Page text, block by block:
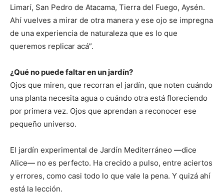
Limarí, San Pedro de Atacama, Tierra del Fuego, Aysén.
Ahí vuelves a mirar de otra manera y ese ojo se impregna
de una experiencia de naturaleza que es lo que
queremos replicar acá”.
¿Qué no puede faltar en un jardín?
Ojos que miren, que recorran el jardín, que noten cuándo
una planta necesita agua o cuándo otra está floreciendo
por primera vez. Ojos que aprendan a reconocer ese
pequeño universo.
El jardín experimental de Jardín Mediterráneo —dice
Alice— no es perfecto. Ha crecido a pulso, entre aciertos
y errores, como casi todo lo que vale la pena. Y quizá ahí
está la lección.